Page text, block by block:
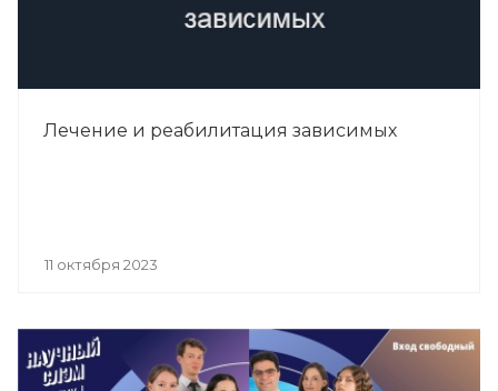
Лечение и реабилитация зависимых
11 октября 2023